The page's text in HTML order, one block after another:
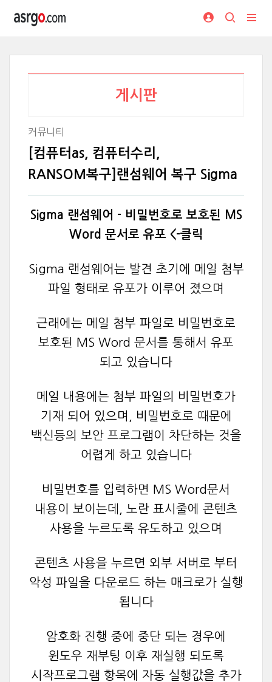
게시판
커뮤니티
[컴퓨터as, 컴퓨터수리,
RANSOM복구]랜섬웨어 복구 Sigma
Sigma 랜섬웨어 - 비밀번호로 보호된 MS
Word 문서로 유포 <-클릭
Sigma 랜섬웨어는 발견 초기에 메일 첨부
파일 형태로 유포가 이루어 졌으며
근래에는 메일 첨부 파일로 비밀번호로
보호된 MS Word 문서를 통해서 유포
되고 있습니다
메일 내용에는 첨부 파일의 비밀번호가
기재 되어 있으며, 비밀번호로 때문에
백신등의 보안 프로그램이 차단하는 것을
어렵게 하고 있습니다
비밀번호를 입력하면 MS Word문서
내용이 보이는데, 노란 표시줄에 콘텐츠
사용을 누르도록 유도하고 있으며
콘텐츠 사용을 누르면 외부 서버로 부터
악성 파일을 다운로드 하는 매크로가 실행
됩니다
암호화 진행 중에 중단 되는 경우에
윈도우 재부팅 이후 재실행 되도록
시작프로그램 항목에 자동 실행값을 추가